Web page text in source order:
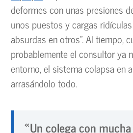
deformes con unas presiones
unos puestos y cargas
absurdas en otros”. Al tiempo,
probablemente el consultor ya
entorno, el sistema colapsa en
arrasándolo todo.
«Un colega con